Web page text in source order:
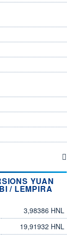
YUAN
/ LEMPIRA
3,98386 HNL
19,91932 HNL